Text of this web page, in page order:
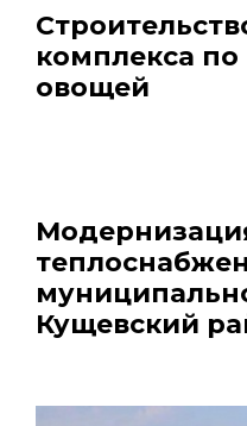
комплекса
овощей
Кущевский